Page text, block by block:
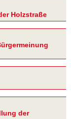
Holzstraße
der